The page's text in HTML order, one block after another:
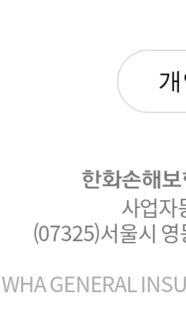
한화손해
사업
(07325)서울시
GENERAL